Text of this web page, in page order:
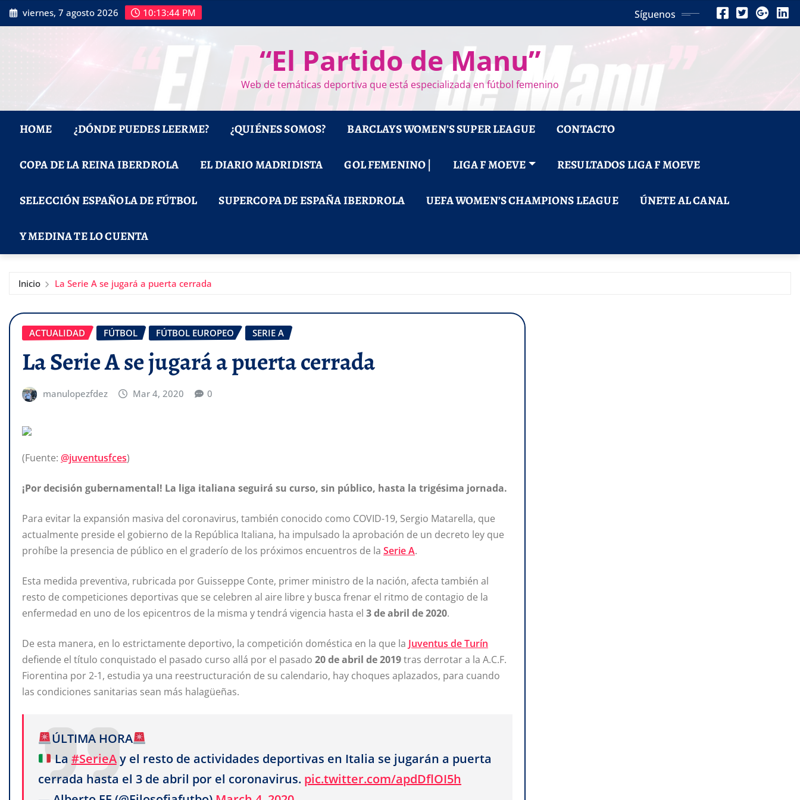
Saltar
al
viernes, 7 agosto 2026 10:13:45 PM Síguenos
“El Partido de Manu”
Web de temáticas deportiva que está especializada en fútbol femenino
HOME ¿DÓNDE PUEDES LEERME? ¿QUIÉNES SOMOS? BARCLAYS WOMEN’S SUPER LEAGUE CONTACTO
COPA DE LA REINA IBERDROLA EL DIARIO MADRIDISTA GOL FEMENINO | LIGA F MOEVE RESULTADOS LIGA F MOEVE
SELECCIÓN ESPAÑOLA DE FÚTBOL SUPERCOPA DE ESPAÑA IBERDROLA UEFA WOMEN’S CHAMPIONS LEAGUE ÚNETE AL CANAL
Y MEDINA TE LO CUENTA
Inicio La Serie A se jugará a puerta cerrada
ACTUALIDAD FÚTBOL FÚTBOL EUROPEO SERIE A
La Serie A se jugará a puerta cerrada
manulopezfdez Mar 4, 2020 0
(Fuente: @juventusfces)
¡Por decisión gubernamental! La liga italiana seguirá su curso, sin público, hasta la trigésima jornada.
Para evitar la expansión masiva del coronavirus, también conocido como COVID-19, Sergio Matarella, que
actualmente preside el gobierno de la República Italiana, ha impulsado la aprobación de un decreto ley que
prohíbe la presencia de público en el graderío de los próximos encuentros de la Serie A.
Esta medida preventiva, rubricada por Guisseppe Conte, primer ministro de la nación, afecta también al
resto de competiciones deportivas que se celebren al aire libre y busca frenar el ritmo de contagio de la
enfermedad en uno de los epicentros de la misma y tendrá vigencia hasta el 3 de abril de 2020.
De esta manera, en lo estrictamente deportivo, la competición doméstica en la que la Juventus de Turín
defiende el título conquistado el pasado curso allá por el pasado 20 de abril de 2019tras derrotar a la A.C.F.
Fiorentina por 2-1, estudia ya una reestructuración de su calendario, hay choques aplazados, para cuando
las condiciones sanitarias sean más halagüeñas.
ÚLTIMA HORA
La #SerieAy el resto de actividades deportivas en Italia se jugarán a puerta
cerrada hasta el 3 de abril por el coronavirus. pic.twitter.com/apdDflOI5h